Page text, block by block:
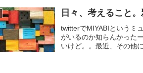
日々、考えること
twitterでMIYABIというミ
がいるのか知らんかった
いけど。。最近、その他